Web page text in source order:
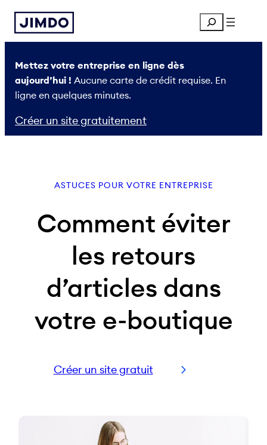
Aller
au
contenu
Search
Mettez votre entreprise en ligne dès
aujourd’hui !Aucune carte de crédit requise. En
ligne en quelques minutes.
Créer un site gratuitement
ASTUCES POUR VOTRE ENTREPRISE
Comment éviter
les retours
d’articles dans
votre e-boutique
Créer un site gratuit